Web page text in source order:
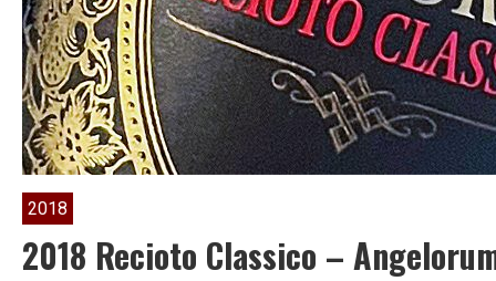
2018
2018 Recioto Classico –